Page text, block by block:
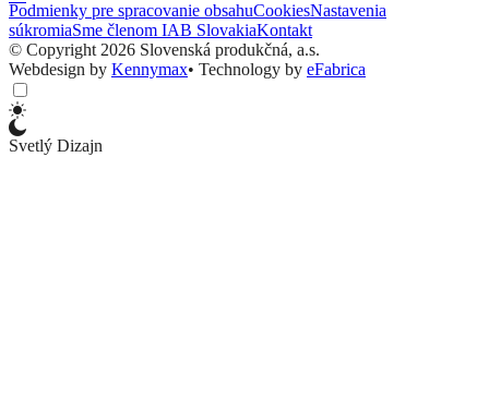
Podmienky pre spracovanie obsahuCookiesNastavenia
súkromiaSme členom IAB SlovakiaKontakt
© Copyright 2026 Slovenská produkčná, a.s.
Webdesign by Kennymax• Technology by eFabrica
Svetlý Dizajn